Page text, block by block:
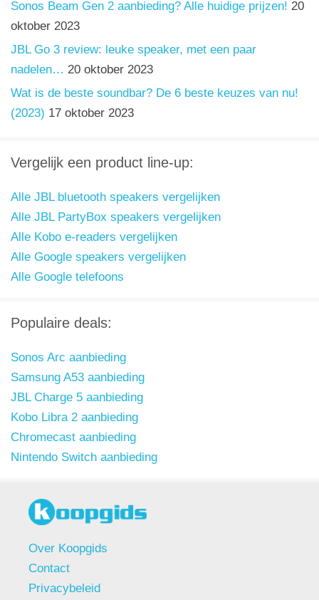
Sonos Beam Gen 2 aanbieding? Alle huidige prijzen! 20
oktober 2023
JBL Go 3 review: leuke speaker, met een paar
nadelen… 20 oktober 2023
Wat is de beste soundbar? De 6 beste keuzes van nu!
(2023) 17 oktober 2023
Vergelijk een product line-up:
Alle JBL bluetooth speakers vergelijken
Alle JBL PartyBox speakers vergelijken
Alle Kobo e-readers vergelijken
Alle Google speakers vergelijken
Alle Google telefoons
Populaire deals:
Sonos Arc aanbieding
Samsung A53 aanbieding
JBL Charge 5 aanbieding
Kobo Libra 2 aanbieding
Chromecast aanbieding
Nintendo Switch aanbieding
Over Koopgids
Contact
Privacybeleid